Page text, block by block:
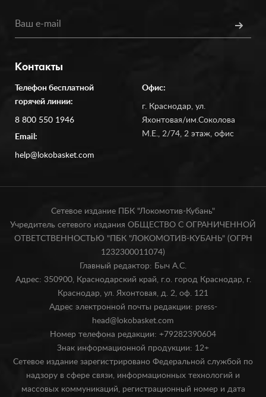
Контакты
Телефон бесплатной
горячей линии:
8 800 550 1946
Email:
help@lokobasket.com
Офис:
г. Краснодар, ул.
Яхонтовая/им.Соколова
М.Е., 2/74, 2 этаж, офис
Сетевое издание ПБК "Локомотив-Кубань"
Учредитель сетевого издания ОБЩЕСТВО С ОГРАНИЧЕННОЙ
ОТВЕТСТВЕННОСТЬЮ "ПБК "ЛОКОМОТИВ-КУБАНЬ" (ОГРН
1232300011074)
Главный редактор: Быч А.С.
Адрес: 350900, Краснодарский край, г.о. город Краснодар, г.
Краснодар, ул. Яхонтовая, д. 2, оф. 121
Адрес электронной почты редакции: press-
head@lokobasket.com
Номер телефона редакции: +79282390604
Знак информационной продукции: 12+
Сетевое издание зарегистрировано Федеральной службой по
надзору в сфере связи, информационных технологий и
массовых коммуникаций, регистрационный номер и дата